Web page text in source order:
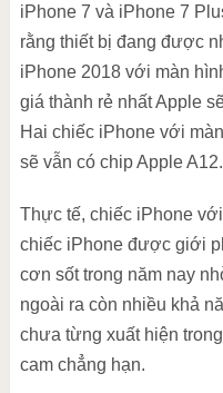
iPhone 7 và iPhone 7
rằng thiết bị đang được
iPhone 2018 với màn
giá thành rẻ nhất Apple
Hai chiếc iPhone với
sẽ vẫn có chip Apple A12.
Thực tế, chiếc iPhone
chiếc iPhone được giới
cơn sốt trong năm nay
ngoài ra còn nhiều khả
chưa từng xuất hiện
cam chẳng hạn.